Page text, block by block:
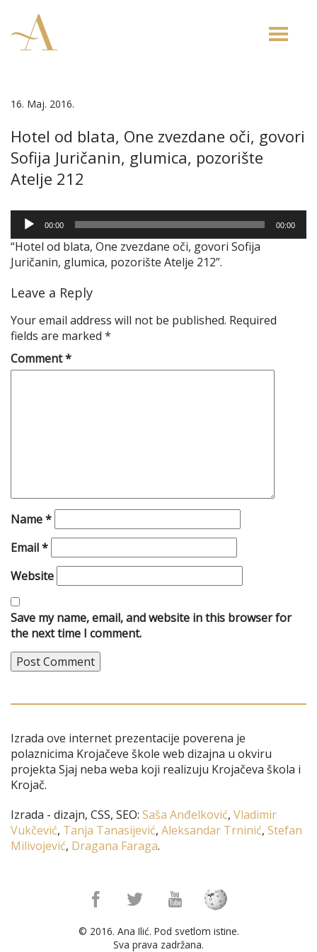
Toggle
16. Maj. 2016.
Hotel od blata, One zvezdane oči, govori
Sofija Juričanin, glumica, pozorište
Atelje 212
Audio
Player
00:00 00:00
“Hotel od blata, One zvezdane oči, govori Sofija
Juričanin, glumica, pozorište Atelje 212”.
Leave a Reply
Your email address will not be published. Required
fields are marked *
Comment*
Name*
Email*
Website
Save my name, email, and website in this browser for
the next time I comment.
Izrada ove internet prezentacije poverena je
polaznicima Krojačeve škole web dizajna u okviru
projekta Sjaj neba weba koji realizuju Krojačeva škola i
Krojač.
Izrada - dizajn, CSS, SEO: Saša Anđelković, Vladimir
Vukčević, Tanja Tanasijević, Aleksandar Trninić, Stefan
Milivojević, Dragana Faraga.
© 2016. Ana Ilić. Pod svetlom istine.
Sva prava zadržana.